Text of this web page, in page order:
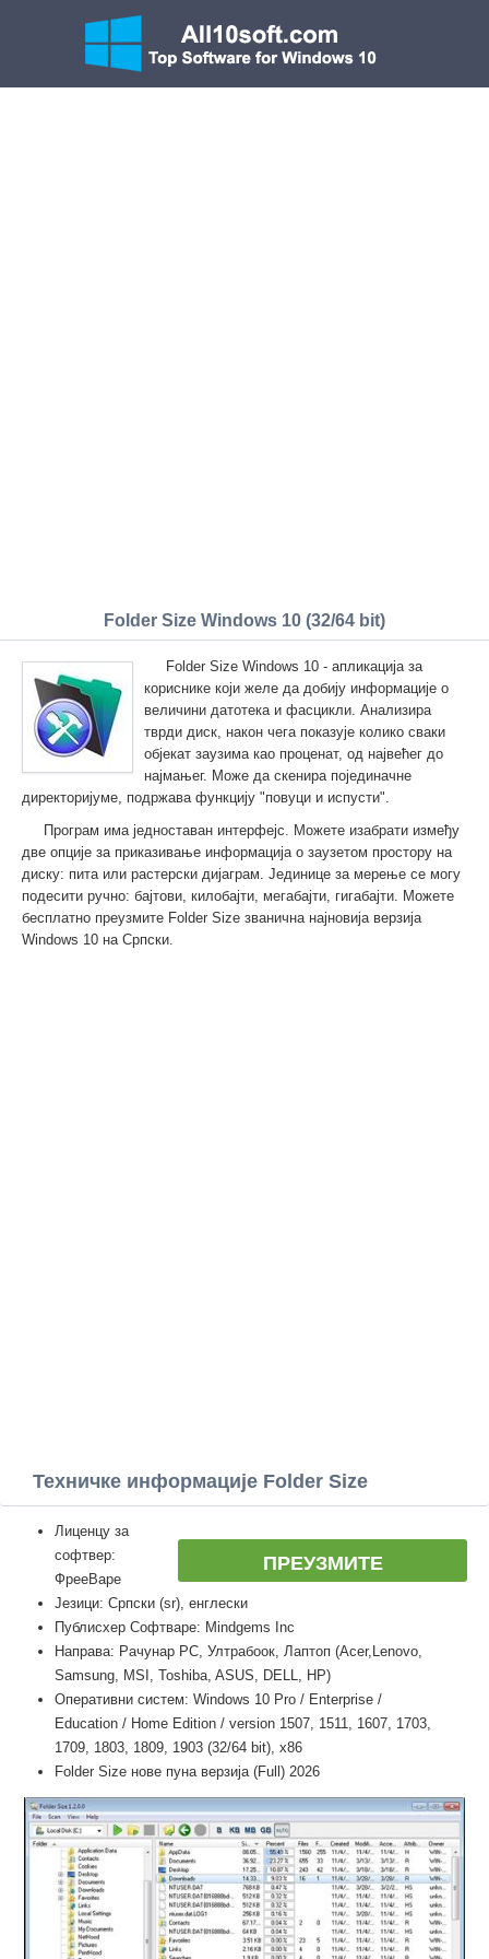
Folder Size Windows 10 (32/64 bit)
Folder Size Windows 10 - апликација за
кориснике који желе да добију информације о
величини датотека и фасцикли. Анализира
тврди диск, након чега показује колико сваки
објекат заузима као проценат, од највећег до
најмањег. Може да скенира појединачне
директоријуме, подржава функцију "повуци и испусти".
Програм има једноставан интерфејс. Можете изабрати између
две опције за приказивање информација о заузетом простору на
диску: пита или растерски дијаграм. Јединице за мерење се могу
подесити ручно: бајтови, килобајти, мегабајти, гигабајти. Можете
бесплатно преузмите Folder Size званична најновија верзија
Windows 10 на Српски.
Техничке информације Folder Size
ПРЕУЗМИТЕ
Лиценцу за
софтвер:
ФрееВаре
Језици: Српски (sr), енглески
Публисхер Софтваре: Mindgems Inc
Направа: Рачунар PC, Ултрабоок, Лаптоп (Acer,Lenovo,
Samsung, MSI, Toshiba, ASUS, DELL, HP)
Оперативни систем: Windows 10 Pro / Enterprise /
Education / Home Edition / version 1507, 1511, 1607, 1703,
1709, 1803, 1809, 1903 (32/64 bit), x86
Folder Size нове пуна верзија (Full) 2026